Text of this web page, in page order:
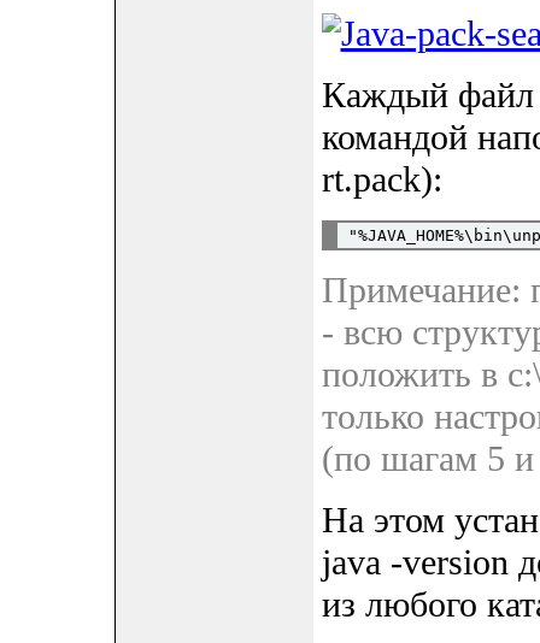
Каждый файл
командой
rt.pack):
Примечание:
- всю
положить в
только
(по шагам 5
На этом
java -version
из любого